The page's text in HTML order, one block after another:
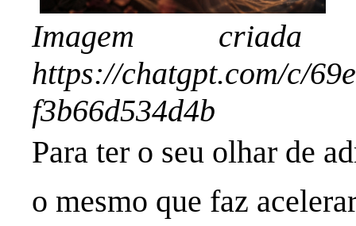
Imagem
https://chatgpt.com/c/
f3b66d534d4b
Para ter o seu olhar de
o mesmo que faz